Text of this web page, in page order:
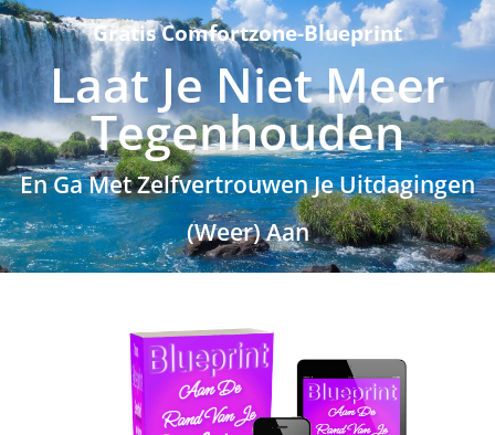
Gratis Comfortzone-Blueprint
Laat Je Niet Meer
Tegenhouden
En Ga Met Zelfvertrouwen Je Uitdagingen
(Weer) Aan